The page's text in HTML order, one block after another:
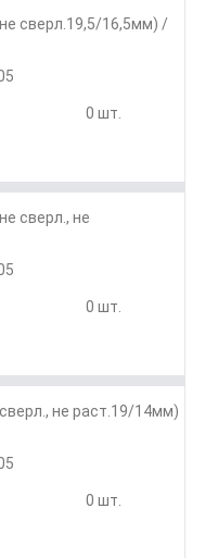
сверл.19,5/16,5мм) /
0 шт.
сверл., не
0 шт.
не раст.19/14мм)
0 шт.